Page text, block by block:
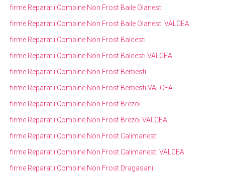
firme Reparatii Combine Non Frost Baile Olanesti
firme Reparatii Combine Non Frost Baile Olanesti VALCEA
firme Reparatii Combine Non Frost Balcesti
firme Reparatii Combine Non Frost Balcesti VALCEA
firme Reparatii Combine Non Frost Berbesti
firme Reparatii Combine Non Frost Berbesti VALCEA
firme Reparatii Combine Non Frost Brezoi
firme Reparatii Combine Non Frost Brezoi VALCEA
firme Reparatii Combine Non Frost Calimanesti
firme Reparatii Combine Non Frost Calimanesti VALCEA
firme Reparatii Combine Non Frost Dragasani